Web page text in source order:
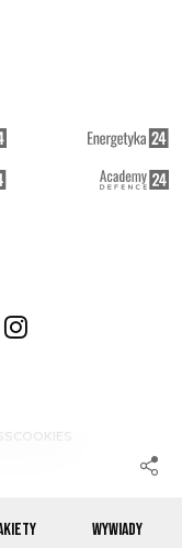
WYWIADY
COOKIES